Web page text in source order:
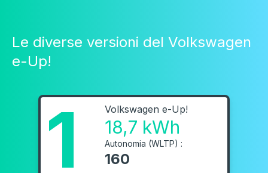
Le diverse versioni del Volkswagen
e-Up!
1 Volkswagen e-Up!
18,7 kWh
Autonomia (WLTP) :
160